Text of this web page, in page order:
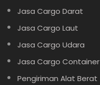
Jasa Cargo Darat
Jasa Cargo Laut
Jasa Cargo Udara
Jasa Cargo Container
Pengiriman Alat Berat